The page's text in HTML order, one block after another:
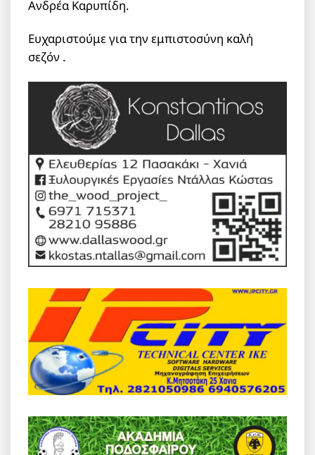
Ανδρέα Καρυπίδη.
Ευχαριστούμε για την εμπιστοσύνη καλή
σεζόν .